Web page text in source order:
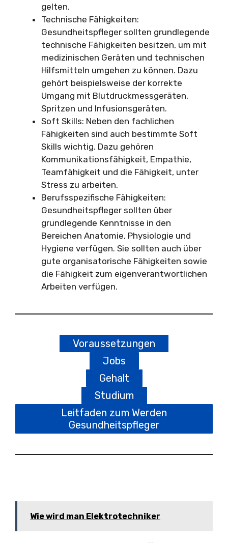
gelten.
Technische Fähigkeiten:
Gesundheitspfleger sollten grundlegende
technische Fähigkeiten besitzen, um mit
medizinischen Geräten und technischen
Hilfsmitteln umgehen zu können. Dazu
gehört beispielsweise der korrekte
Umgang mit Blutdruckmessgeräten,
Spritzen und Infusionsgeräten.
Soft Skills: Neben den fachlichen
Fähigkeiten sind auch bestimmte Soft
Skills wichtig. Dazu gehören
Kommunikationsfähigkeit, Empathie,
Teamfähigkeit und die Fähigkeit, unter
Stress zu arbeiten.
Berufsspezifische Fähigkeiten:
Gesundheitspfleger sollten über
grundlegende Kenntnisse in den
Bereichen Anatomie, Physiologie und
Hygiene verfügen. Sie sollten auch über
gute organisatorische Fähigkeiten sowie
die Fähigkeit zum eigenverantwortlichen
Arbeiten verfügen.
Voraussetzungen
Jobs
Gehalt
Studium
Leitfaden zum Werden
Gesundheitspfleger
Wie wird man Elektrotechniker